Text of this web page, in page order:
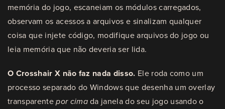
memória do jogo, escaneiam os módulos carregados,
observam os acessos a arquivos e sinalizam qualquer
coisa que injete código, modifique arquivos do jogo ou
leia memória que não deveria ser lida.
O Crosshair X não faz nada disso. Ele roda como um
processo separado do Windows que desenha um overlay
transparentepor cimada janela do seu jogo usando o